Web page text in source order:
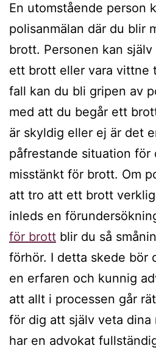
En utomstående person
polisanmälan där du blir
brott. Personen kan
ett brott eller vara vittne
fall kan du bli gripen av
med att du begår ett
är skyldig eller ej är det
påfrestande situation för
misstänkt för brott. Om
att tro att ett brott
inleds en
för brott blir du så
förhör. I detta skede bör
en erfaren och kunnig
att allt i processen går
för dig att själv veta
har en advokat